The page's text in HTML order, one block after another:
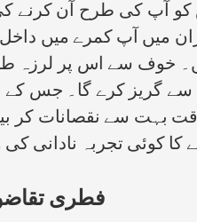
کو آپ کی طرح آن کرنے
میں آپ کمرے میں
خوف سے اس پر لرزہ
سے گریز کرے گا۔ جس کے
بہت سے نقصانات کر
کا کوئی تجربہ نادانی
فطری